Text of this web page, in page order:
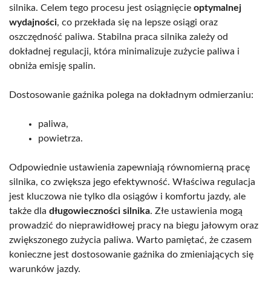
silnika. Celem tego procesu jest osiągnięcie optymalnej
wydajności, co przekłada się na lepsze osiągi oraz
oszczędność paliwa. Stabilna praca silnika zależy od
dokładnej regulacji, która minimalizuje zużycie paliwa i
obniża emisję spalin.
Dostosowanie gaźnika polega na dokładnym odmierzaniu:
paliwa,
powietrza.
Odpowiednie ustawienia zapewniają równomierną pracę
silnika, co zwiększa jego efektywność. Właściwa regulacja
jest kluczowa nie tylko dla osiągów i komfortu jazdy, ale
także dla długowieczności silnika. Złe ustawienia mogą
prowadzić do nieprawidłowej pracy na biegu jałowym oraz
zwiększonego zużycia paliwa. Warto pamiętać, że czasem
konieczne jest dostosowanie gaźnika do zmieniających się
warunków jazdy.